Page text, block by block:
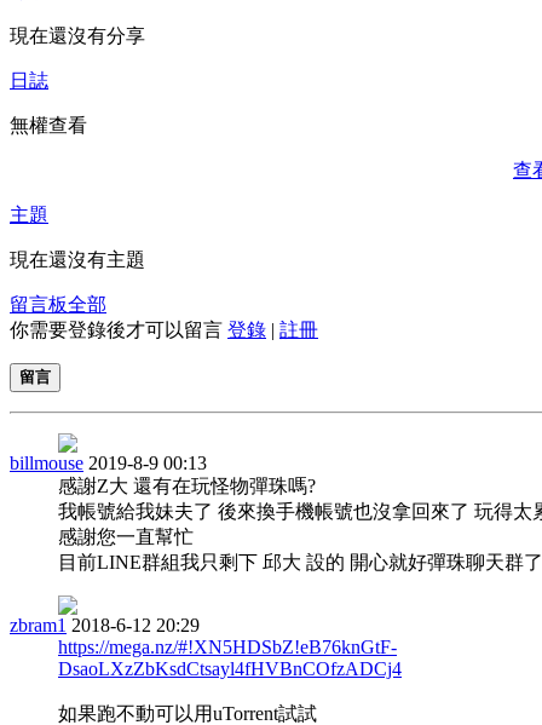
現在還沒有分享
日誌
無權查看
查
主題
現在還沒有主題
留言板全部
你需要登錄後才可以留言 登錄 | 註冊
留言
billmouse 2019-8-9 00:13
感謝Z大 還有在玩怪物彈珠嗎?
我帳號給我妹夫了 後來換手機帳號也沒拿回來了 玩得太
感謝您一直幫忙
目前LINE群組我只剩下 邱大 設的 開心就好彈珠聊天群了
zbram1 2018-6-12 20:29
https://mega.nz/#!XN5HDSbZ!eB76knGtF-
DsaoLXzZbKsdCtsayl4fHVBnCOfzADCj4
如果跑不動可以用uTorrent試試